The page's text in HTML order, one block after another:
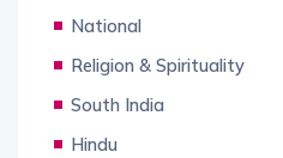
National
Religion & Spirituality
South India
Hindu